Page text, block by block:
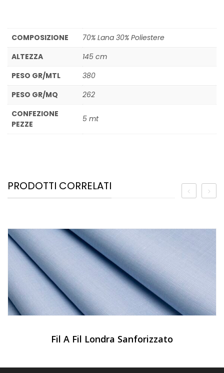
COMPOSIZIONE
70% Lana 30% Poliestere
ALTEZZA
145 cm
PESO GR/MTL
380
PESO GR/MQ
262
CONFEZIONE
PEZZE
5 mt
PRODOTTI CORRELATI
Fil A Fil Londra Sanforizzato